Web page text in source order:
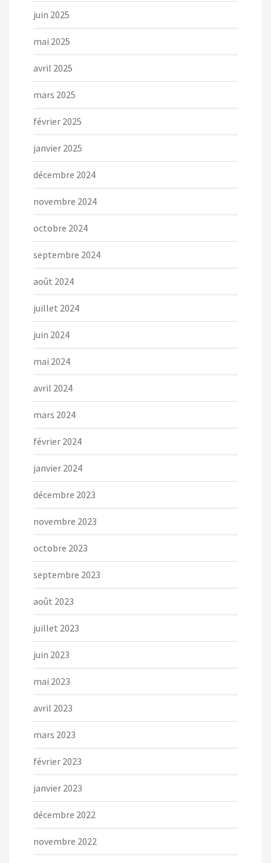
juin 2025
mai 2025
avril 2025
mars 2025
février 2025
janvier 2025
décembre 2024
novembre 2024
octobre 2024
septembre 2024
août 2024
juillet 2024
juin 2024
mai 2024
avril 2024
mars 2024
février 2024
janvier 2024
décembre 2023
novembre 2023
octobre 2023
septembre 2023
août 2023
juillet 2023
juin 2023
mai 2023
avril 2023
mars 2023
février 2023
janvier 2023
décembre 2022
novembre 2022